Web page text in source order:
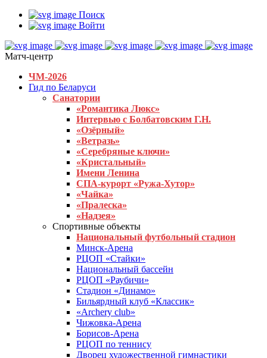
Поиск
Войти
Матч-центр
ЧМ-2026
Гид по Беларуси
Санатории
«Романтика Люкс»
Интервью с Болбатовским Г.Н.
«Озёрный»
«Ветразь»
«Серебряные ключи»
«Кристальный»
Имени Ленина
СПА-курорт «Ружа-Хутор»
«Чайка»
«Пралеска»
«Надзея»
Спортивные объекты
Национальный футбольный стадион
Минск-Арена
РЦОП «Стайки»
Национальный бассейн
РЦОП «Раубичи»
Стадион «Динамо»
Бильярдный клуб «Классик»
«Archery club»
Чижовка-Арена
Борисов-Арена
РЦОП по теннису
Дворец художественной гимнастики